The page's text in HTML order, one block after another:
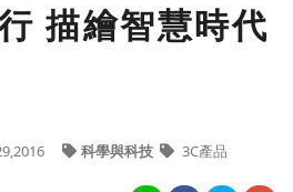
描繪智慧時代
科學與科技 3C產品